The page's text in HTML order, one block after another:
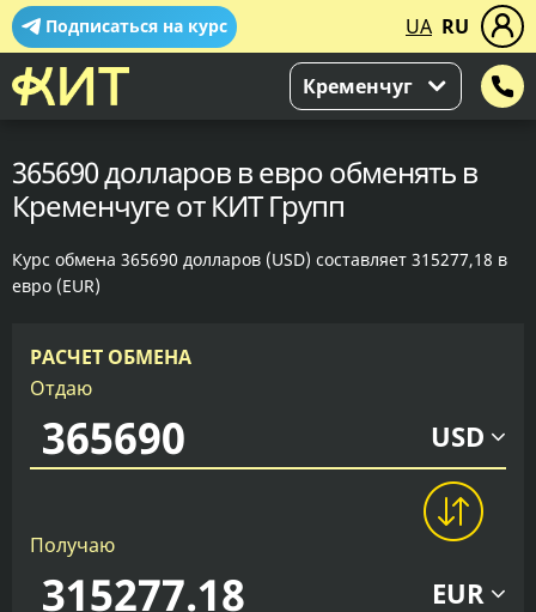
Подписаться на курс UA RU
Кременчуг
365690 долларов в евро обменять в
Кременчуге от КИТ Групп
Курс обмена 365690 долларов (USD) составляет 315277,18 в
евро (EUR)
РАСЧЕТ ОБМЕНА
Отдаю
USD
Получаю
EUR